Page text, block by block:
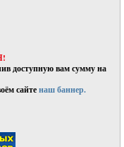
доступную вам сумму на
сайтенаш баннер.